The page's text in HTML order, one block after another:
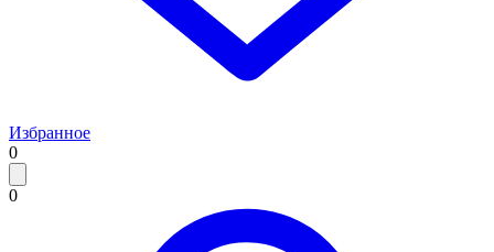
Избранное
0
0